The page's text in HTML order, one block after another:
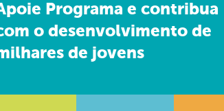
Programa e contribua
o desenvolvimento de
de jovens